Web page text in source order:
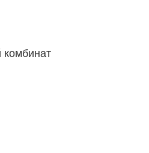
комбинат